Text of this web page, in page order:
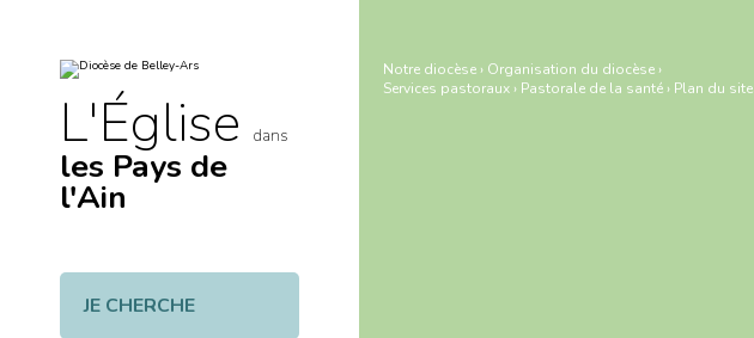
L'Église dans
les Pays de
l'Ain
JE CHERCHE
Notre diocèse › Organisation du diocèse ›
Services pastoraux › Pastorale de la santé › Plan du site